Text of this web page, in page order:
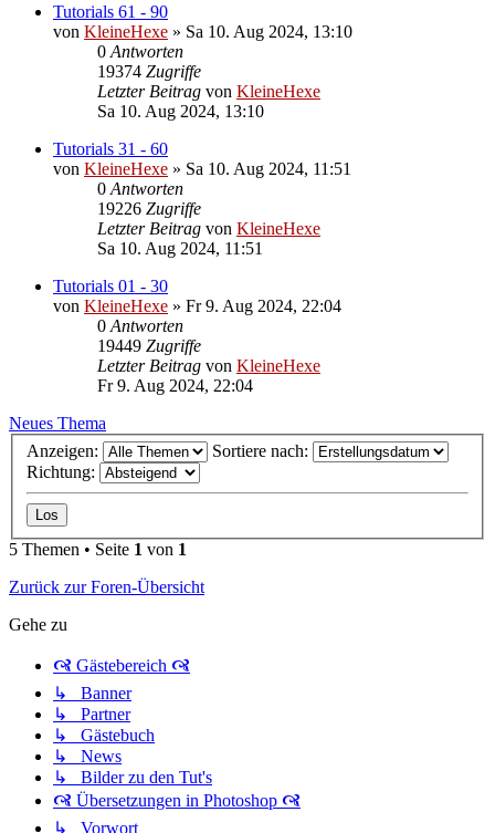
Tutorials 61 - 90
von KleineHexe » Sa 10. Aug 2024, 13:10
0 Antworten
19374 Zugriffe
Letzter Beitrag von KleineHexe
Sa 10. Aug 2024, 13:10
Tutorials 31 - 60
von KleineHexe » Sa 10. Aug 2024, 11:51
0 Antworten
19226 Zugriffe
Letzter Beitrag von KleineHexe
Sa 10. Aug 2024, 11:51
Tutorials 01 - 30
von KleineHexe » Fr 9. Aug 2024, 22:04
0 Antworten
19449 Zugriffe
Letzter Beitrag von KleineHexe
Fr 9. Aug 2024, 22:04
Neues Thema
Anzeigen:
Sortiere nach:
Richtung:
5 Themen • Seite 1 von 1
Zurück zur Foren-Übersicht
Gehe zu
🙧 Gästebereich 🙧
↳ Banner
↳ Partner
↳ Gästebuch
↳ News
↳ Bilder zu den Tut's
🙧 Übersetzungen in Photoshop 🙧
↳ Vorwort